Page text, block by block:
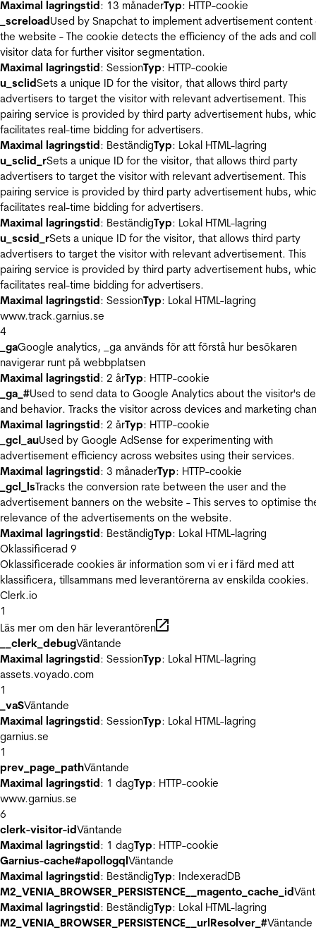
Maximal lagringstid: 13 månaderTyp: HTTP-cookie
_screloadUsed by Snapchat to implement advertisement content
the website - The cookie detects the efficiency of the ads and
visitor data for further visitor segmentation.
Maximal lagringstid: SessionTyp: HTTP-cookie
u_sclidSets a unique ID for the visitor, that allows third party
advertisers to target the visitor with relevant advertisement. This
pairing service is provided by third party advertisement hubs,
facilitates real-time bidding for advertisers.
Maximal lagringstid: BeständigTyp: Lokal HTML-lagring
u_sclid_rSets a unique ID for the visitor, that allows third party
advertisers to target the visitor with relevant advertisement. This
pairing service is provided by third party advertisement hubs,
facilitates real-time bidding for advertisers.
Maximal lagringstid: BeständigTyp: Lokal HTML-lagring
u_scsid_rSets a unique ID for the visitor, that allows third party
advertisers to target the visitor with relevant advertisement. This
pairing service is provided by third party advertisement hubs,
facilitates real-time bidding for advertisers.
Maximal lagringstid: SessionTyp: Lokal HTML-lagring
www.track.garnius.se
4
_gaGoogle analytics, _ga används för att förstå hur besökaren
navigerar runt på webbplatsen
Maximal lagringstid: 2 årTyp: HTTP-cookie
_ga_#Used to send data to Google Analytics about the visitor's
and behavior. Tracks the visitor across devices and marketing
Maximal lagringstid: 2 årTyp: HTTP-cookie
_gcl_auUsed by Google AdSense for experimenting with
advertisement efficiency across websites using their services.
Maximal lagringstid: 3 månaderTyp: HTTP-cookie
_gcl_lsTracks the conversion rate between the user and the
advertisement banners on the website - This serves to optimise
relevance of the advertisements on the website.
Maximal lagringstid: BeständigTyp: Lokal HTML-lagring
Oklassificerad 9
Oklassificerade cookies är information som vi er i färd med att
klassificera, tillsammans med leverantörerna av enskilda cookies.
Clerk.io
1
Läs mer om den här leverantören
__clerk_debugVäntande
Maximal lagringstid: SessionTyp: Lokal HTML-lagring
assets.voyado.com
1
_vaSVäntande
Maximal lagringstid: SessionTyp: Lokal HTML-lagring
garnius.se
1
prev_page_pathVäntande
Maximal lagringstid: 1 dagTyp: HTTP-cookie
www.garnius.se
6
clerk-visitor-idVäntande
Maximal lagringstid: 1 dagTyp: HTTP-cookie
Garnius-cache#apollogqlVäntande
Maximal lagringstid: BeständigTyp: IndexeradDB
M2_VENIA_BROWSER_PERSISTENCE__magento_cache_id
Maximal lagringstid: BeständigTyp: Lokal HTML-lagring
M2_VENIA_BROWSER_PERSISTENCE__urlResolver_#Väntande